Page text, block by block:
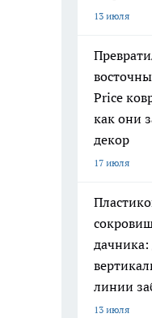
13 июля
Price
как они
декор
17 июля
дачника:
линии
13 июля